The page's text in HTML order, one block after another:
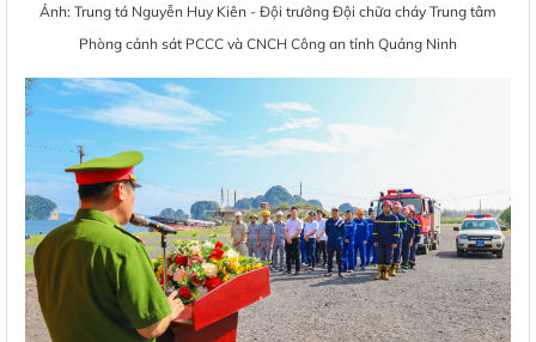
Ảnh: Trung tá Nguyễn Huy Kiên - Đội trưởng Đội chữa cháy Trung tâm
Phòng cảnh sát PCCC và CNCH Công an tỉnh Quảng Ninh